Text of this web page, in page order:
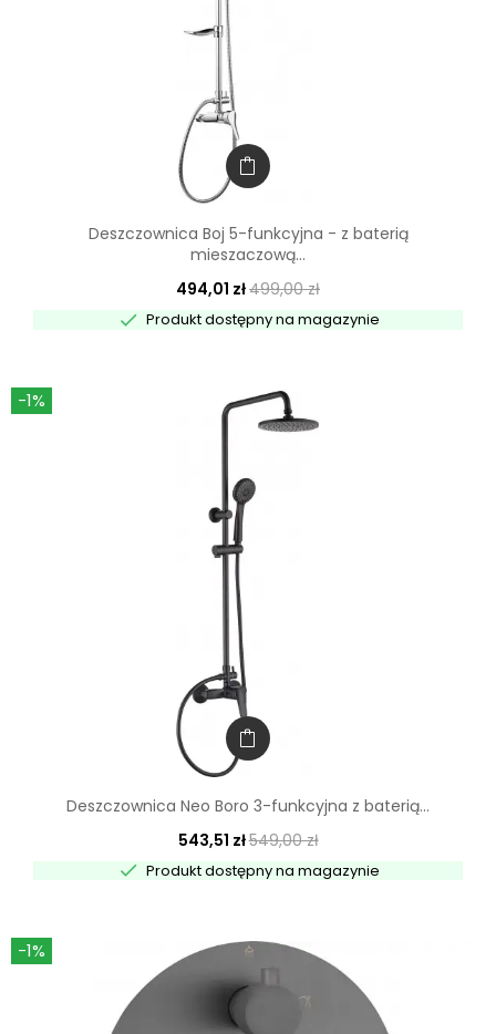
Deszczownica Boj 5-funkcyjna - z baterią
mieszaczową...
494,01 zł499,00 zł
 Produkt dostępny na magazynie
-1%
Deszczownica Neo Boro 3-funkcyjna z baterią...
543,51 zł549,00 zł
 Produkt dostępny na magazynie
-1%